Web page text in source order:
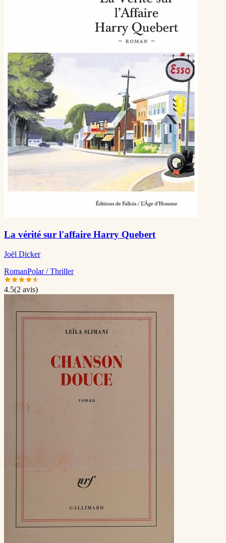
La vérité sur l'affaire Harry Quebert
Joël Dicker
RomanPolar / Thriller
4.5(2 avis)